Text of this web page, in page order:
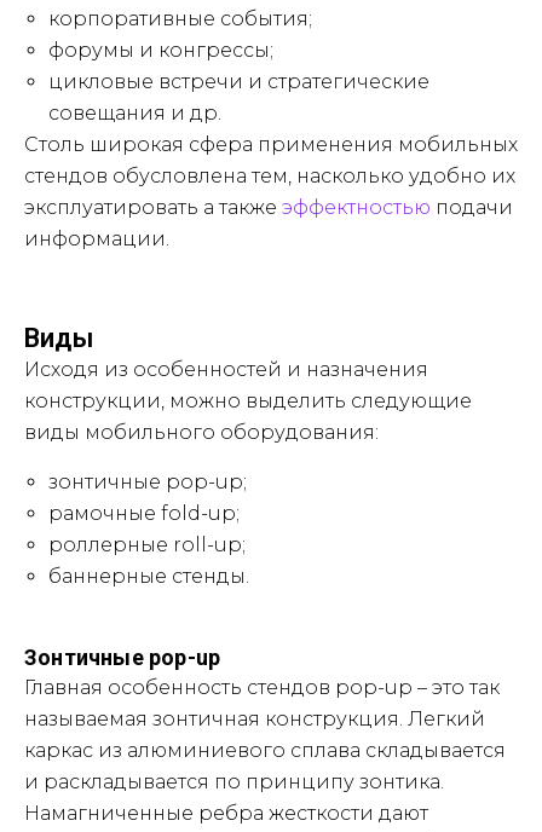
корпоративные события;
форумы и конгрессы;
цикловые встречи и стратегические
совещания и др.
Столь широкая сфера применения мобильных
стендов обусловлена тем, насколько удобно их
эксплуатировать а также эффектностью подачи
информации.
Виды
Исходя из особенностей и назначения
конструкции, можно выделить следующие
виды мобильного оборудования:
зонтичные pop-up;
рамочные fold-up;
роллерные roll-up;
баннерные стенды.
Зонтичные pop-up
Главная особенность стендов pop-up – это так
называемая зонтичная конструкция. Легкий
каркас из алюминиевого сплава складывается
и раскладывается по принципу зонтика.
Намагниченные ребра жесткости дают